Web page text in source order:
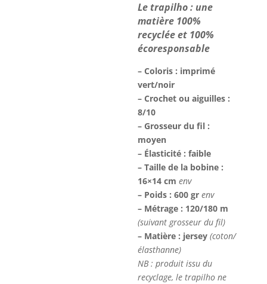
Le trapilho : une
matière 100%
recyclée et 100%
écoresponsable
– Coloris : imprimé
vert/noir
– Crochet ou aiguilles :
8/10
– Grosseur du fil :
moyen
– Élasticité : faible
– Taille de la bobine :
16×14 cmenv
– Poids : 600 grenv
– Métrage : 120/180 m
(suivant grosseur du fil)
– Matière : jersey(coton/
élasthanne)
NB : produit issu du
recyclage, le trapilho ne